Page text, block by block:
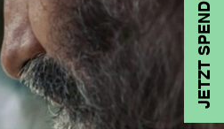
JETZT SPENDEN